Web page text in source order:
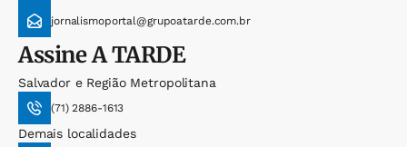
jornalismoportal@grupoatarde.com.br
AssineA TARDE
Salvador e Região Metropolitana
(71) 2886-1613
Demais localidades